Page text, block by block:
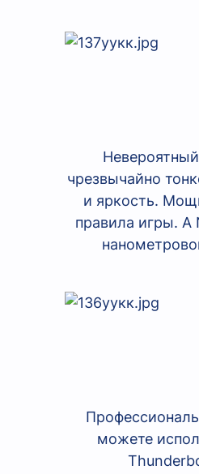
чрезвычайно
и яркость.
правила игры. А
можете